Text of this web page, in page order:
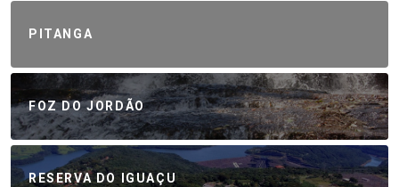
PITANGA
FOZ DO JORDÃO
RESERVA DO IGUAÇU